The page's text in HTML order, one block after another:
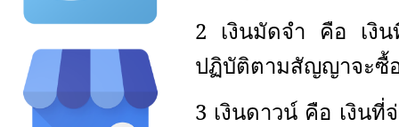
2 เงินมัดจำ คือ เงิน
ปฏิบัติตามสัญญาจะซื้
3 เงินดาวน์ คือ เงิน